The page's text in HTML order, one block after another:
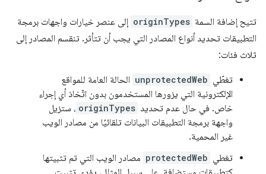
تتيح إضافة السمة originTypes إلى عنصر خيارات واجهات برمجة
التطبيقات تحديد أنواع المصادر التي يجب أن تتأثر. تنقسم المصادر إلى
ثلاث فئات:
تغطّي unprotectedWeb الحالة العامة للمواقع
الإلكترونية التي يزورها المستخدمون بدون اتّخاذ أي إجراء
خاص. في حال عدم تحديد originTypes ، ستزيل
واجهة برمجة التطبيقات البيانات تلقائيًا من مصادر الويب
غير المحمية.
تغطي protectedWeb مصادر الويب التي تم تثبيتها